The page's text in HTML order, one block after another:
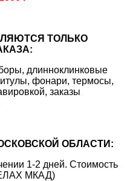
ТОЛЬКО
длинноклинковые
фонари, термосы,
заказы
ОБЛАСТИ:
1-2 дней. Стоимость
МКАД)